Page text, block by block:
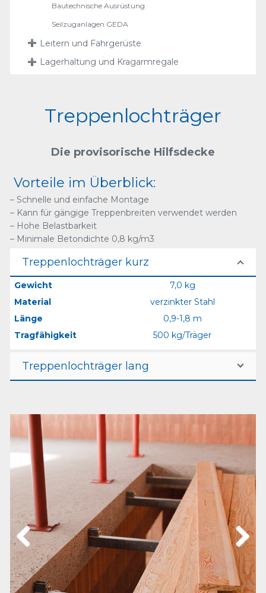
Bautechnische Ausrüstung
Seilzuganlagen GEDA
Leitern und Fahrgerüste
Lagerhaltung und Kragarmregale
Treppenlochträger
Die provisorische Hilfsdecke
Vorteile im Überblick:
– Schnelle und einfache Montage
– Kann für gängige Treppenbreiten verwendet werden
– Hohe Belastbarkeit
– Minimale Betondichte 0,8 kg/m3
Treppenlochträger kurz
Gewicht
7,0 kg
Material
verzinkter Stahl
Länge
0,9-1,8 m
Tragfähigkeit
500 kg/Träger
Treppenlochträger lang
Previous Next